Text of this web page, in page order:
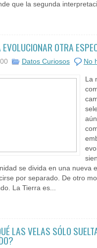
que la segunda
EVOLUCIONAR OTRA
Datos Curiosos No
La
se divida en una nueva
por separado. De otro
La Tierra es...
LAS VELAS SÓLO